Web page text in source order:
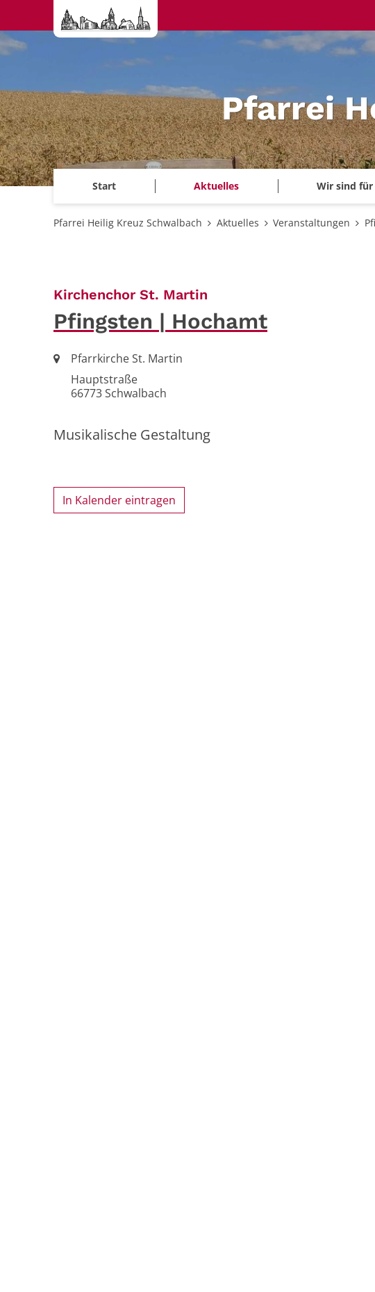
Zum Inhalt springen
Pfarrei
Start Aktuelles Wir sind für
Pfarrei Heilig Kreuz Schwalbach Aktuelles Veranstaltungen
Kirchenchor St. Martin
Pfingsten | Hochamt
Ort:Pfarrkirche St. Martin
Hauptstraße
66773Schwalbach
Musikalische Gestaltung
In Kalender eintragen